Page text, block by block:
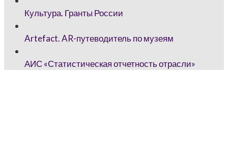
Культура. Гранты России
Artefact. AR-путеводитель по музеям
АИС «Статистическая отчетность отрасли»